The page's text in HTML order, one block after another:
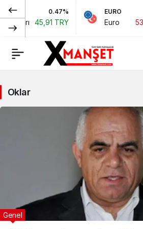
0.47%
45,91 TRY
EURO
Euro
Oklar
Genel